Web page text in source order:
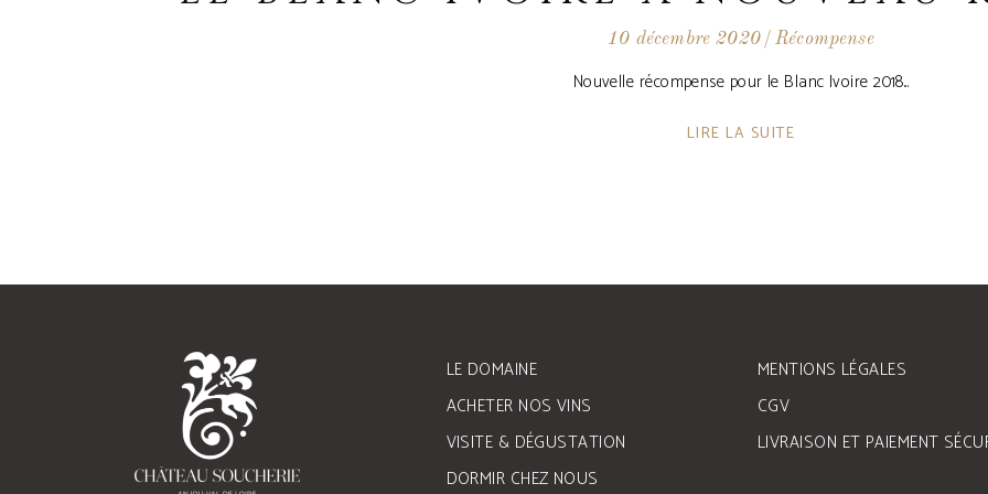
10 décembre 2020 Récompense
Nouvelle récompense pour le Blanc Ivoire 2018
LIRE LA SUITE
LE DOMAINE
ACHETER NOS VINS
VISITE & DÉGUSTATION
DORMIR CHEZ NOUS
MENTIONS LÉGALES
CGV
LIVRAISON ET PAIEMENT